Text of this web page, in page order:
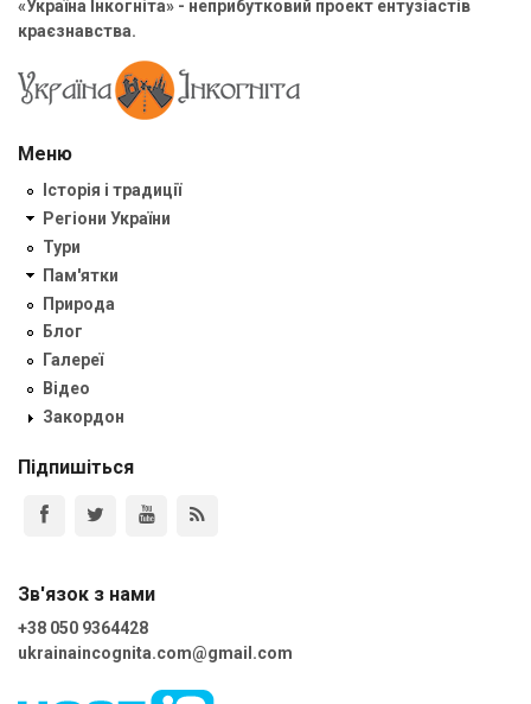
«Україна Інкогніта» - неприбутковий проект ентузіастів
краєзнавства.
Меню
Історія і традиції
Регіони України
Тури
Пам'ятки
Природа
Блог
Галереї
Відео
Закордон
Підпишіться
Зв'язок з нами
+38 050 9364428
ukrainaincognita.com@gmail.com